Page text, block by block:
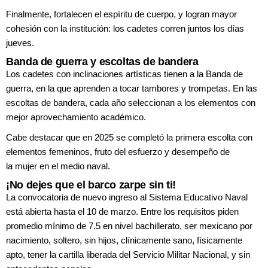
Finalmente, fortalecen el espíritu de cuerpo, y logran mayor
cohesión con la institución: los cadetes corren juntos los días
jueves.
Banda de guerra y escoltas de bandera
Los cadetes con inclinaciones artísticas tienen a la Banda de
guerra, en la que aprenden a tocar tambores y trompetas. En las
escoltas de bandera, cada año seleccionan a los elementos con
mejor aprovechamiento académico.
Cabe destacar que en 2025 se completó la primera escolta con
elementos femeninos, fruto del esfuerzo y desempeño de
la mujer en el medio naval.
¡No dejes que el barco zarpe sin ti!
La convocatoria de nuevo ingreso al Sistema Educativo Naval
está abierta hasta el 10 de marzo. Entre los requisitos piden
promedio mínimo de 7.5 en nivel bachillerato, ser mexicano por
nacimiento, soltero, sin hijos, clínicamente sano, físicamente
apto, tener la cartilla liberada del Servicio Militar Nacional, y sin